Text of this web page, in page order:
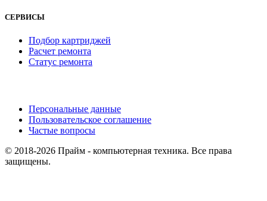
СЕРВИСЫ
Подбор картриджей
Расчет ремонта
Статус ремонта
Персональные данные
Пользовательское соглашение
Частые вопросы
© 2018-2026 Прайм - компьютерная техника. Все права
защищены.